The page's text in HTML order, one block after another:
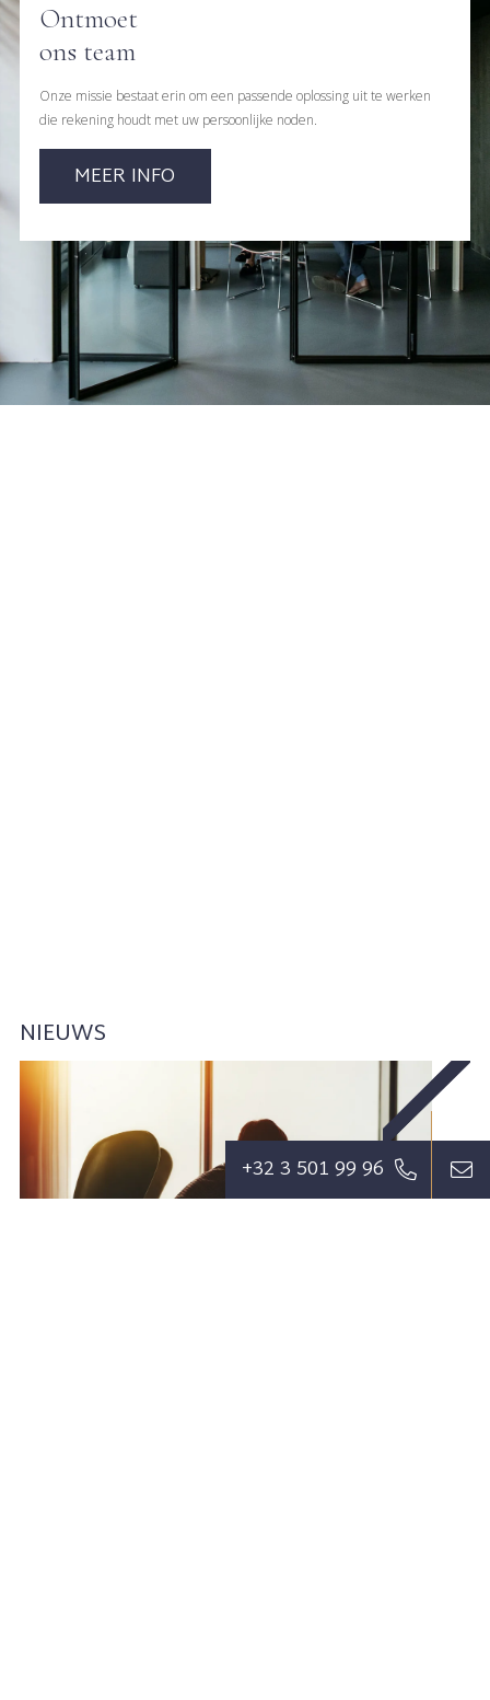
Ontmoet
ons team
Onze missie bestaat erin om een passende oplossing uit te werken
die rekening houdt met uw persoonlijke noden.
MEER INFO
NIEUWS
+32 3 501 99 96